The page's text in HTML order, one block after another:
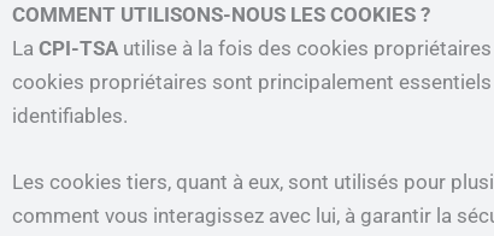
COMMENT UTILISONS-NOUS LES COOKIES ?
La CPI-TSA utilise à la fois des cookies
cookies propriétaires sont principalement
identifiables.
Les cookies tiers, quant à eux, sont utilisés pour
comment vous interagissez avec lui, à garantir la